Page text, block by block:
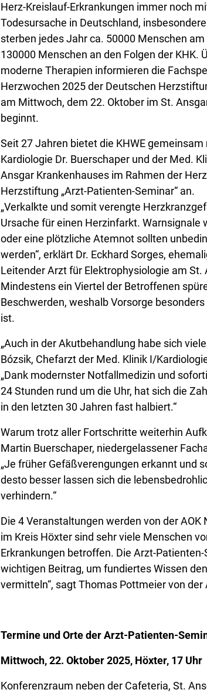
Herz-Kreislauf-Erkrankungen immer noch
Todesursache in Deutschland,
sterben jedes Jahr ca. 50000 Menschen
130000 Menschen an den Folgen der KHK.
moderne Therapien informieren die
Herzwochen 2025 der Deutschen
am Mittwoch, dem 22. Oktober im St.
beginnt.
Seit 27 Jahren bietet die KHWE
Kardiologie Dr. Buerschaper und der Med.
Ansgar Krankenhauses im Rahmen der
Herzstiftung „Arzt-Patienten-Seminar“ an.
„Verkalkte und somit verengte
Ursache für einen Herzinfarkt. Warnsignale
oder eine plötzliche Atemnot sollten
werden“, erklärt Dr. Eckhard Sorges,
Leitender Arzt für Elektrophysiologie am St.
Mindestens ein Viertel der Betroffenen
Beschwerden, weshalb Vorsorge
ist.
„Auch in der Akutbehandlung habe sich
Bózsik, Chefarzt der Med. Klinik I/
„Dank modernster Notfallmedizin und
24 Stunden rund um die Uhr, hat sich die
in den letzten 30 Jahren fast halbiert.“
Warum trotz aller Fortschritte weiterhin
Martin Buerschaper, niedergelassener
„Je früher Gefäßverengungen erkannt und
desto besser lassen sich die
verhindern.“
Die 4 Veranstaltungen werden von der
im Kreis Höxter sind sehr viele Menschen
Erkrankungen betroffen. Die Arzt-
wichtigen Beitrag, um fundiertes Wissen
vermitteln“, sagt Thomas Pottmeier von der
Termine und Orte der Arzt-Patienten-
Mittwoch, 22. Oktober 2025, Höxter, 17 Uhr
Konferenzraum neben der Cafeteria, St.